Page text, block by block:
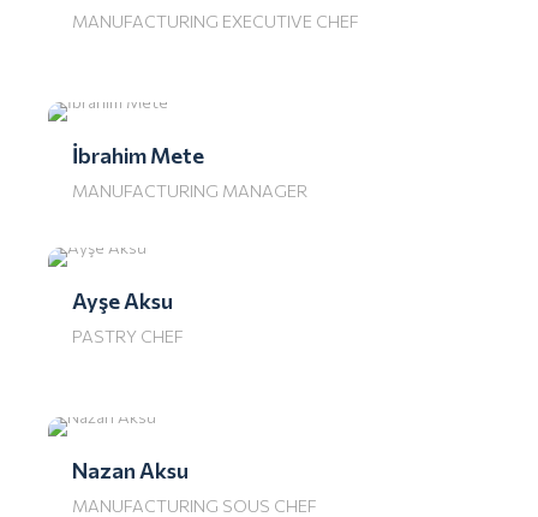
MANUFACTURING EXECUTIVE CHEF
İbrahim Mete
MANUFACTURING MANAGER
Ayşe Aksu
PASTRY CHEF
Nazan Aksu
MANUFACTURING SOUS CHEF